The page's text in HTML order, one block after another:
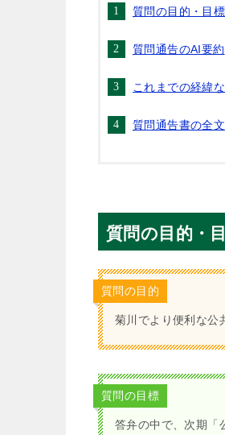
質問の目的・目
質問通告のAI要約
これまでの経緯
質問通告書の全文
質問の目的・
質問の目的
菊川でより便利な公
質問の目標
答弁の中で、次期「